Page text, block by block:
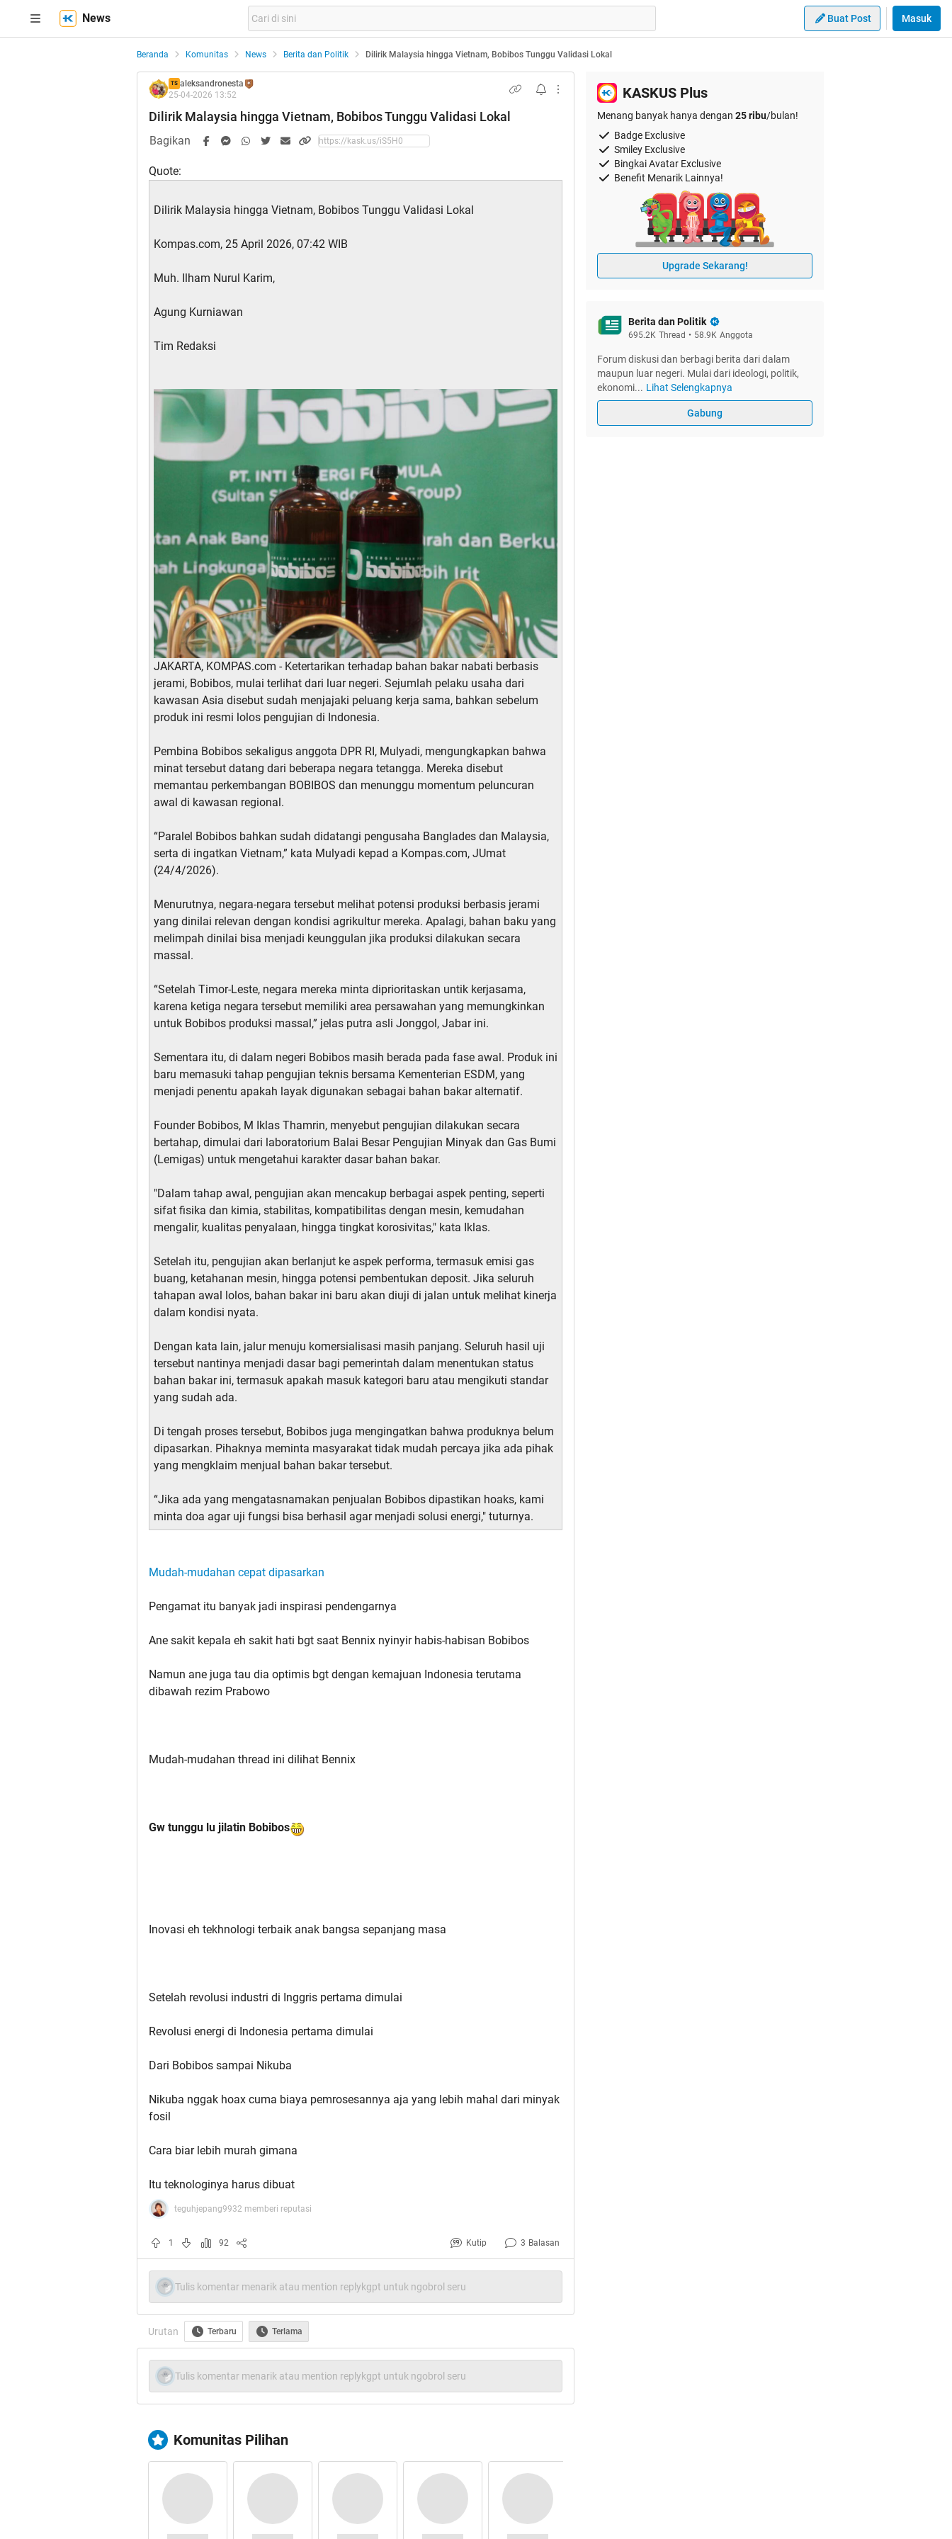
News Buat Post Masuk
Beranda Komunitas News Berita dan Politik Dilirik Malaysia hingga Vietnam, Bobibos Tunggu Validasi Lokal
TS aleksandronesta
25-04-2026 13:52
Dilirik Malaysia hingga Vietnam, Bobibos Tunggu Validasi Lokal
Bagikan
Quote:
Dilirik Malaysia hingga Vietnam, Bobibos Tunggu Validasi Lokal
Kompas.com, 25 April 2026, 07:42 WIB
Muh. Ilham Nurul Karim,
Agung Kurniawan
Tim Redaksi
JAKARTA, KOMPAS.com - Ketertarikan terhadap bahan bakar nabati berbasis
jerami, Bobibos, mulai terlihat dari luar negeri. Sejumlah pelaku usaha dari
kawasan Asia disebut sudah menjajaki peluang kerja sama, bahkan sebelum
produk ini resmi lolos pengujian di Indonesia.
Pembina Bobibos sekaligus anggota DPR RI, Mulyadi, mengungkapkan bahwa
minat tersebut datang dari beberapa negara tetangga. Mereka disebut
memantau perkembangan BOBIBOS dan menunggu momentum peluncuran
awal di kawasan regional.
“Paralel Bobibos bahkan sudah didatangi pengusaha Banglades dan Malaysia,
serta di ingatkan Vietnam,” kata Mulyadi kepad a Kompas.com, JUmat
(24/4/2026).
Menurutnya, negara-negara tersebut melihat potensi produksi berbasis jerami
yang dinilai relevan dengan kondisi agrikultur mereka. Apalagi, bahan baku yang
melimpah dinilai bisa menjadi keunggulan jika produksi dilakukan secara
massal.
“Setelah Timor-Leste, negara mereka minta diprioritaskan untik kerjasama,
karena ketiga negara tersebut memiliki area persawahan yang memungkinkan
untuk Bobibos produksi massal,” jelas putra asli Jonggol, Jabar ini.
Sementara itu, di dalam negeri Bobibos masih berada pada fase awal. Produk ini
baru memasuki tahap pengujian teknis bersama Kementerian ESDM, yang
menjadi penentu apakah layak digunakan sebagai bahan bakar alternatif.
Founder Bobibos, M Iklas Thamrin, menyebut pengujian dilakukan secara
bertahap, dimulai dari laboratorium Balai Besar Pengujian Minyak dan Gas Bumi
(Lemigas) untuk mengetahui karakter dasar bahan bakar.
"Dalam tahap awal, pengujian akan mencakup berbagai aspek penting, seperti
sifat fisika dan kimia, stabilitas, kompatibilitas dengan mesin, kemudahan
mengalir, kualitas penyalaan, hingga tingkat korosivitas," kata Iklas.
Setelah itu, pengujian akan berlanjut ke aspek performa, termasuk emisi gas
buang, ketahanan mesin, hingga potensi pembentukan deposit. Jika seluruh
tahapan awal lolos, bahan bakar ini baru akan diuji di jalan untuk melihat kinerja
dalam kondisi nyata.
Dengan kata lain, jalur menuju komersialisasi masih panjang. Seluruh hasil uji
tersebut nantinya menjadi dasar bagi pemerintah dalam menentukan status
bahan bakar ini, termasuk apakah masuk kategori baru atau mengikuti standar
yang sudah ada.
Di tengah proses tersebut, Bobibos juga mengingatkan bahwa produknya belum
dipasarkan. Pihaknya meminta masyarakat tidak mudah percaya jika ada pihak
yang mengklaim menjual bahan bakar tersebut.
“Jika ada yang mengatasnamakan penjualan Bobibos dipastikan hoaks, kami
minta doa agar uji fungsi bisa berhasil agar menjadi solusi energi," tuturnya.
Mudah-mudahan cepat dipasarkan
Pengamat itu banyak jadi inspirasi pendengarnya
Ane sakit kepala eh sakit hati bgt saat Bennix nyinyir habis-habisan Bobibos
Namun ane juga tau dia optimis bgt dengan kemajuan Indonesia terutama
dibawah rezim Prabowo
Mudah-mudahan thread ini dilihat Bennix
Gw tunggu lu jilatin Bobibos
Inovasi eh tekhnologi terbaik anak bangsa sepanjang masa
Setelah revolusi industri di Inggris pertama dimulai
Revolusi energi di Indonesia pertama dimulai
Dari Bobibos sampai Nikuba
Nikuba nggak hoax cuma biaya pemrosesannya aja yang lebih mahal dari minyak
fosil
Cara biar lebih murah gimana
Itu teknologinya harus dibuat
teguhjepang9932 memberi reputasi
1 92 Kutip 3 Balasan
Tulis komentar menarik atau mention replykgpt untuk ngobrol seru
Urutan Terbaru Terlama
Tulis komentar menarik atau mention replykgpt untuk ngobrol seru
Komunitas Pilihan
KASKUS Plus
Menang banyak hanya dengan 25 ribu/bulan!
Badge Exclusive
Smiley Exclusive
Bingkai Avatar Exclusive
Benefit Menarik Lainnya!
Upgrade Sekarang!
Berita dan Politik
695.2K Thread • 58.9K Anggota
Forum diskusi dan berbagi berita dari dalam
maupun luar negeri. Mulai dari ideologi, politik,
ekonomi... Lihat Selengkapnya
Gabung